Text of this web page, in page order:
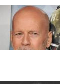
이 본 뉴스 최신 뉴스